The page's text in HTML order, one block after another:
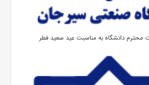
محترم دانشگاه به مناسبت عید سعید فطر